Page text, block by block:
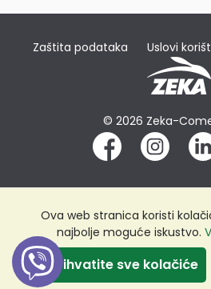
Zaštita podataka Uslovi
© 2026 Zeka-
Ova web stranica koristi
najbolje moguće iskustvo.
Prihvatite sve kolačiće